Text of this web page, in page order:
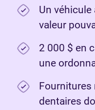
Un véhicule
valeur
2 000 $ en
une
Fournitures
dentaires